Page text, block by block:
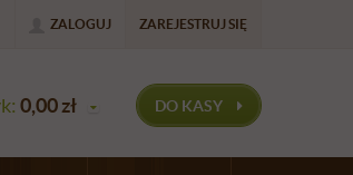
ZALOGUJ ZAREJESTRUJ SIĘ
0,00zł DO KASY